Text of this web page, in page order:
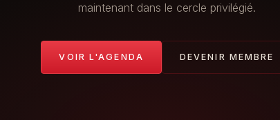
maintenant dans le cercle privilégié.
VOIR L'AGENDA DEVENIR MEMBRE